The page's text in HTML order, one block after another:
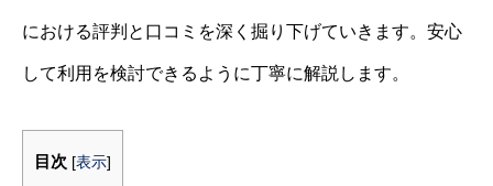
における評判と口コミを深く掘り下げていきます。安心
して利用を検討できるように丁寧に解説します。
目次 [表示]